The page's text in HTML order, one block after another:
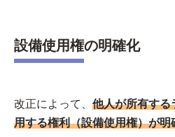
設備使用権の明確化
改正によって、 他人が所有する
用する権利（設備使用権）が明